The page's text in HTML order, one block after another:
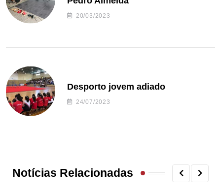
20/03/2023
Desporto jovem adiado
24/07/2023
Notícias Relacionadas